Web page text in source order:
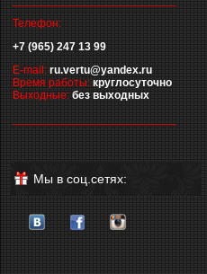
Телефон:
+7 (965) 247 13 99
E-mail: ru.vertu@yandex.ru
Время работы: круглосуточно
Выходные: без выходных
Мы в соц.сетях: